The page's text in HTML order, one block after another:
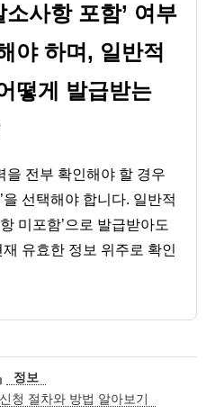
소사항 포함’ 여부
야 하며, 일반적
떻게 발급받는
을 전부 확인해야 할 경우
을 선택해야 합니다. 일반적
미포함’으로 발급받아도
유효한 정보 위주로 확인
카
테
고
정보
청 절차와 방법 알아보기